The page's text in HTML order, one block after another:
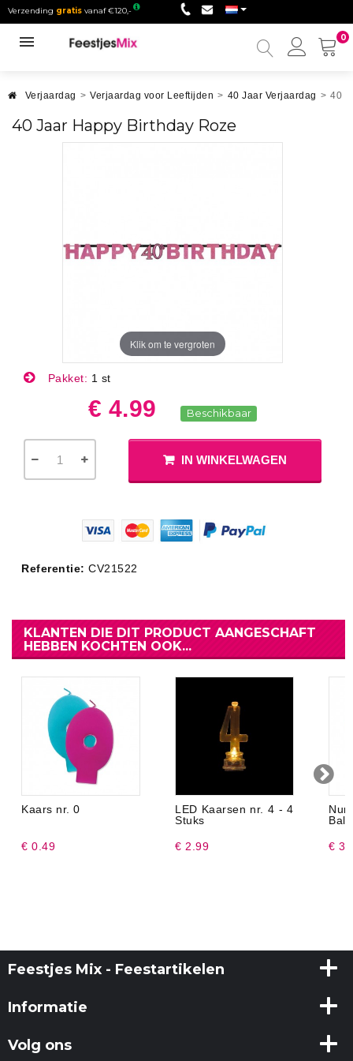
Verzending gratis vanaf €120,-
0
Mijn
Verjaardag > Verjaardag voor Leeftijden > 40 Jaar Verjaardag > 40
40 Jaar Happy Birthday Roze
Klik om te vergroten
Pakket: 1 st
€ 4.99 Beschikbaar
IN WINKELWAGEN
Referentie: CV21522
KLANTEN DIE DIT PRODUCT AANGESCHAFT
HEBBEN KOCHTEN OOK...
Kaars nr. 0
€ 0.49
LED Kaarsen nr. 4 - 4
Stuks
€ 2.99 €
Feestjes Mix - Feestartikelen
Informatie
Volg ons